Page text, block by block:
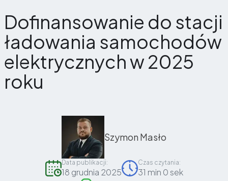
Dofinansowanie do stacji
ładowania samochodów
elektrycznych w 2025
roku
Szymon Masło
Data publikacji:
18 grudnia 2025
Czas czytania:
31 min 0 sek